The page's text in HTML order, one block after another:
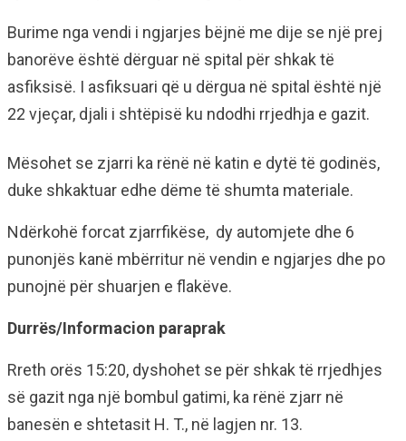
Burime nga vendi i ngjarjes bëjnë me dije se një prej
banorëve është dërguar në spital për shkak të
asfiksisë. I asfiksuari që u dërgua në spital është një
22 vjeçar, djali i shtëpisë ku ndodhi rrjedhja e gazit.
Mësohet se zjarri ka rënë në katin e dytë të godinës,
duke shkaktuar edhe dëme të shumta materiale.
Ndërkohë forcat zjarrfikëse, dy automjete dhe 6
punonjës kanë mbërritur në vendin e ngjarjes dhe po
punojnë për shuarjen e flakëve.
Durrës/Informacion paraprak
Rreth orës 15:20, dyshohet se për shkak të rrjedhjes
së gazit nga një bombul gatimi, ka rënë zjarr në
banesën e shtetasit H. T., në lagjen nr. 13.